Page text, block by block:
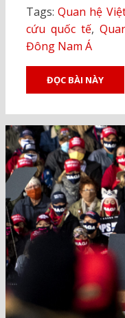
Tags: Quan hệ
cứu quốc tế,
Đông Nam Á
ĐỌC BÀI NÀY